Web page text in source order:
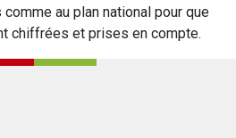
au plan national pour que
chiffrées et prises en compte.